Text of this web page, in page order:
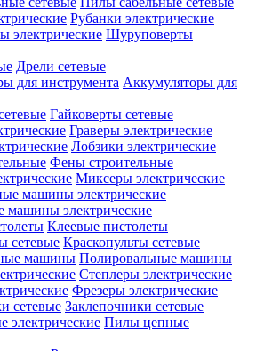
Рубанки электрические
Шуруповерты
Дрели сетевые
Аккумуляторы для
Гайковерты сетевые
Граверы электрические
Лобзики электрические
Фены строительные
Миксеры электрические
электрические
Клеевые пистолеты
Краскопульты сетевые
Полировальные машины
Степлеры электрические
Фрезеры электрические
Заклепочники сетевые
Пилы цепные